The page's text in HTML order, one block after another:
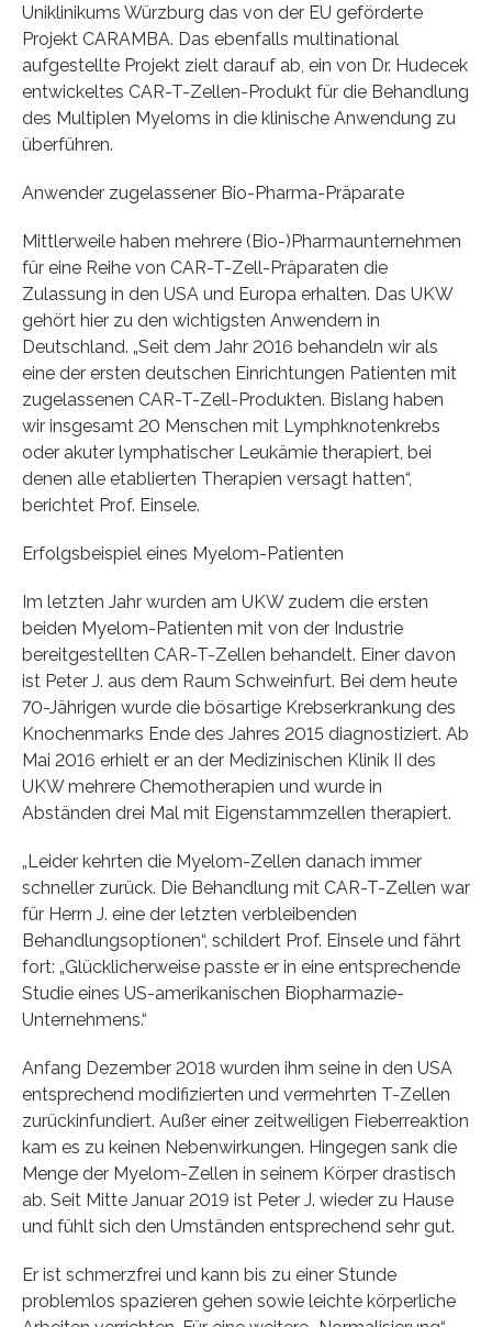
Uniklinikums Würzburg das von der EU geförderte
Projekt CARAMBA. Das ebenfalls multinational
aufgestellte Projekt zielt darauf ab, ein von Dr. Hudecek
entwickeltes CAR-T-Zellen-Produkt für die Behandlung
des Multiplen Myeloms in die klinische Anwendung zu
überführen.
Anwender zugelassener Bio-Pharma-Präparate
Mittlerweile haben mehrere (Bio-)Pharmaunternehmen
für eine Reihe von CAR-T-Zell-Präparaten die
Zulassung in den USA und Europa erhalten. Das UKW
gehört hier zu den wichtigsten Anwendern in
Deutschland. „Seit dem Jahr 2016 behandeln wir als
eine der ersten deutschen Einrichtungen Patienten mit
zugelassenen CAR-T-Zell-Produkten. Bislang haben
wir insgesamt 20 Menschen mit Lymphknotenkrebs
oder akuter lymphatischer Leukämie therapiert, bei
denen alle etablierten Therapien versagt hatten“,
berichtet Prof. Einsele.
Erfolgsbeispiel eines Myelom-Patienten
Im letzten Jahr wurden am UKW zudem die ersten
beiden Myelom-Patienten mit von der Industrie
bereitgestellten CAR-T-Zellen behandelt. Einer davon
ist Peter J. aus dem Raum Schweinfurt. Bei dem heute
70-Jährigen wurde die bösartige Krebserkrankung des
Knochenmarks Ende des Jahres 2015 diagnostiziert. Ab
Mai 2016 erhielt er an der Medizinischen Klinik II des
UKW mehrere Chemotherapien und wurde in
Abständen drei Mal mit Eigenstammzellen therapiert.
„Leider kehrten die Myelom-Zellen danach immer
schneller zurück. Die Behandlung mit CAR-T-Zellen war
für Herrn J. eine der letzten verbleibenden
Behandlungsoptionen“, schildert Prof. Einsele und fährt
fort: „Glücklicherweise passte er in eine entsprechende
Studie eines US-amerikanischen Biopharmazie-
Unternehmens.“
Anfang Dezember 2018 wurden ihm seine in den USA
entsprechend modifizierten und vermehrten T-Zellen
zurückinfundiert. Außer einer zeitweiligen Fieberreaktion
kam es zu keinen Nebenwirkungen. Hingegen sank die
Menge der Myelom-Zellen in seinem Körper drastisch
ab. Seit Mitte Januar 2019 ist Peter J. wieder zu Hause
und fühlt sich den Umständen entsprechend sehr gut.
Er ist schmerzfrei und kann bis zu einer Stunde
problemlos spazieren gehen sowie leichte körperliche